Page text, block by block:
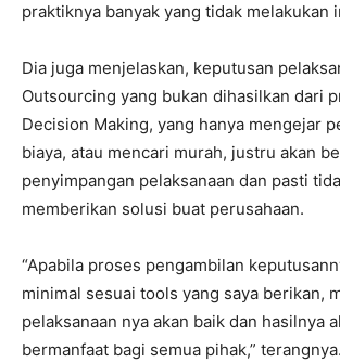
praktiknya banyak yang tidak melakukan
Dia juga menjelaskan, keputusan
Outsourcing yang bukan dihasilkan dari
Decision Making, yang hanya mengejar
biaya, atau mencari murah, justru akan
penyimpangan pelaksanaan dan pasti
memberikan solusi buat perusahaan.
“Apabila proses pengambilan
minimal sesuai tools yang saya berikan,
pelaksanaan nya akan baik dan hasilnya
bermanfaat bagi semua pihak,” terangnya.